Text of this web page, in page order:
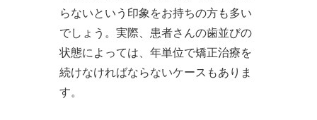
らないという印象をお持ちの方も多い
でしょう。実際、患者さんの歯並びの
状態によっては、年単位で矯正治療を
続けなければならないケースもありま
す。